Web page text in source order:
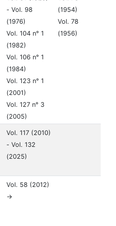
- Vol. 98
(1976)
Vol. 104 n° 1
(1982)
Vol. 106 n° 1
(1984)
Vol. 123 n° 1
(2001)
Vol. 127 n° 3
(2005)
(1954)
Vol. 78
(1956)
Vol. 117 (2010)
- Vol. 132
(2025)
Vol. 58 (2012)
->